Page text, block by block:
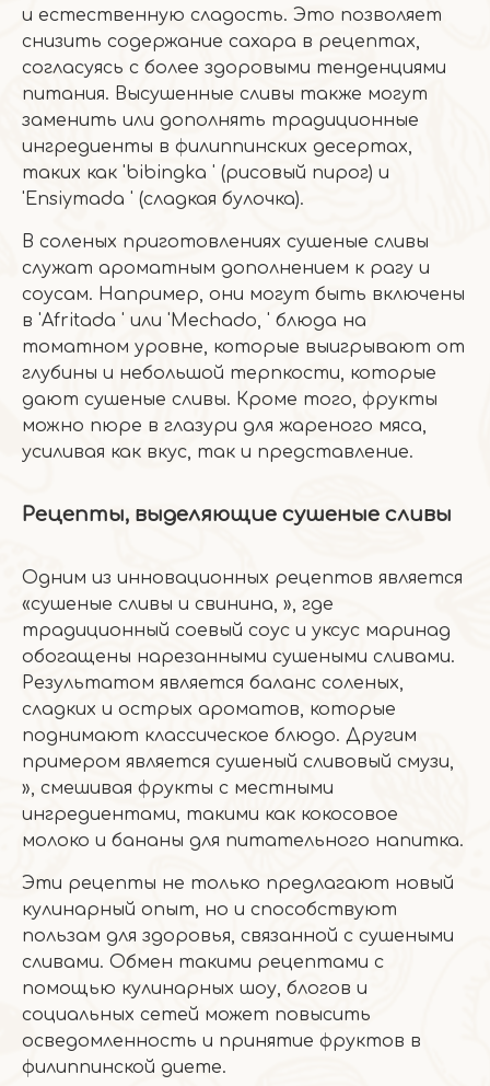
и естественную сладость. Это позволяет
снизить содержание сахара в рецептах,
согласуясь с более здоровыми тенденциями
питания. Высушенные сливы также могут
заменить или дополнять традиционные
ингредиенты в филиппинских десертах,
таких как 'bibingka ' (рисовый пирог) и
'Ensiymada ' (сладкая булочка).
В соленых приготовлениях сушеные сливы
служат ароматным дополнением к рагу и
соусам. Например, они могут быть включены
в 'Afritada ' или 'Mechado, ' блюда на
томатном уровне, которые выигрывают от
глубины и небольшой терпкости, которые
дают сушеные сливы. Кроме того, фрукты
можно пюре в глазури для жареного мяса,
усиливая как вкус, так и представление.
Рецепты, выделяющие сушеные сливы
Одним из инновационных рецептов является
«сушеные сливы и свинина, », где
традиционный соевый соус и уксус маринад
обогащены нарезанными сушеными сливами.
Результатом является баланс соленых,
сладких и острых ароматов, которые
поднимают классическое блюдо. Другим
примером является сушеный сливовый смузи,
», смешивая фрукты с местными
ингредиентами, такими как кокосовое
молоко и бананы для питательного напитка.
Эти рецепты не только предлагают новый
кулинарный опыт, но и способствуют
пользам для здоровья, связанной с сушеными
сливами. Обмен такими рецептами с
помощью кулинарных шоу, блогов и
социальных сетей может повысить
осведомленность и принятие фруктов в
филиппинской диете.